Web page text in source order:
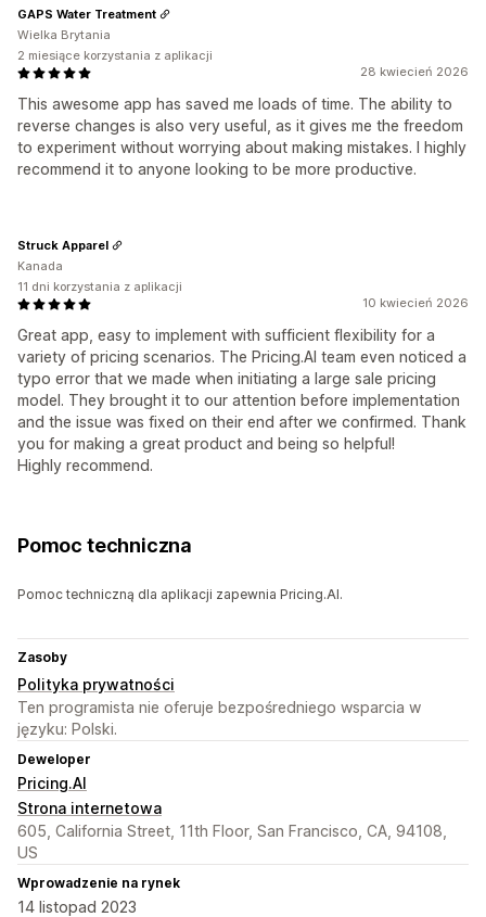
28 kwiecień 2026
This awesome app has saved me loads of time. The ability to
reverse changes is also very useful, as it gives me the freedom
to experiment without worrying about making mistakes. I highly
recommend it to anyone looking to be more productive.
GAPS Water Treatment
Wielka Brytania
2 miesiące korzystania z aplikacji
10 kwiecień 2026
Great app, easy to implement with sufficient flexibility for a
variety of pricing scenarios. The Pricing.AI team even noticed a
typo error that we made when initiating a large sale pricing
model. They brought it to our attention before implementation
and the issue was fixed on their end after we confirmed. Thank
you for making a great product and being so helpful!
Highly recommend.
Struck Apparel
Kanada
11 dni korzystania z aplikacji
Pomoc techniczna
Pomoc techniczną dla aplikacji zapewnia Pricing.AI.
Zasoby
Polityka prywatności
Ten programista nie oferuje bezpośredniego wsparcia w
języku: Polski.
Deweloper
Pricing.AI
Strona internetowa
605, California Street, 11th Floor, San Francisco, CA, 94108,
US
Wprowadzenie na rynek
14 listopad 2023